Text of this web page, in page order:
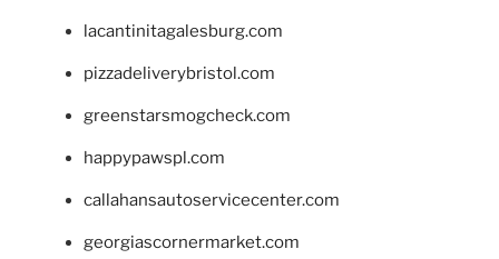
lacantinitagalesburg.com
pizzadeliverybristol.com
greenstarsmogcheck.com
happypawspl.com
callahansautoservicecenter.com
georgiascornermarket.com